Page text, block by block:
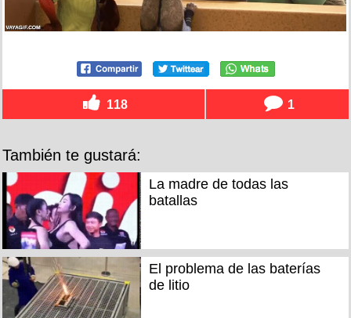
118 1
También te gustará:
La madre de todas las
batallas
El problema de las baterías
de litio